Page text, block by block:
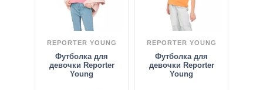
REPORTER YOUNG
Футболка для
девочки Reporter
Young
REPORTER YOUNG
Футболка для
девочки Reporter
Young